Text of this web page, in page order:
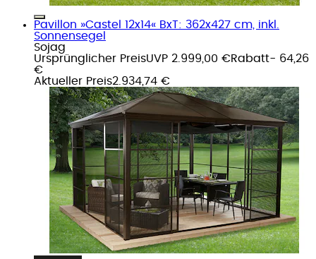
Pavillon »Castel 12x14« BxT: 362x427 cm, inkl.
Sonnensegel
Sojag
Ursprünglicher PreisUVP 2.999,00 €Rabatt- 64,26
€
Aktueller Preis2.934,74 €